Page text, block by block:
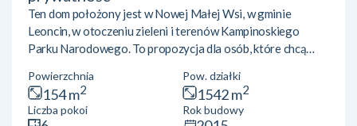
Ten dom położony jest w Nowej Małej Wsi, w gminie
Leoncin, w otoczeniu zieleni i terenów Kampinoskiego
Parku Narodowego. To propozycja dla osób, które chcą
dojazdu do pracy, a jednocześnie zyskać przestrzeń,
prywatność i jakość życia, której trudno doświadczyć w
mieście. To dom, który nie wymaga kosztownego remontu
Powierzchnia
154 m2
Pow. działki
1542 m2
Liczba pokoi Rok budowy